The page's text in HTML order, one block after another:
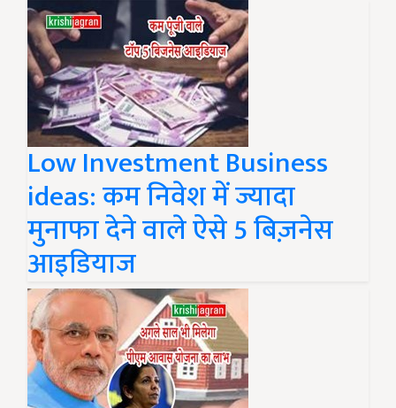
Low Investment Business
ideas: कम निवेश में ज्यादा
मुनाफा देने वाले ऐसे 5 बिज़नेस
आइडियाज